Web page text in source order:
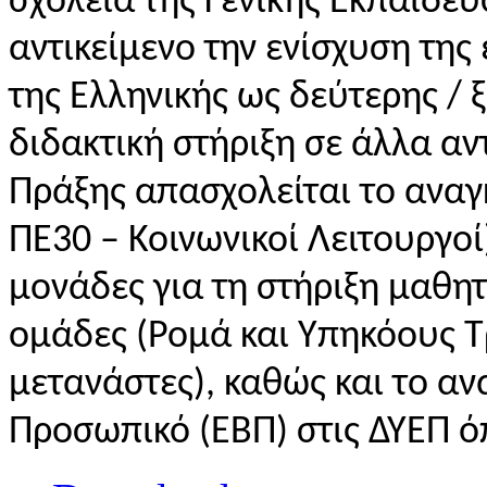
αντικείμενο την ενίσχυση
της Ελληνικής ως δεύτερης /
διδακτική στήριξη σε άλλα
Πράξης απασχολείται το
ΠΕ30 – Κοινωνικοί
μονάδες για τη στήριξη
ομάδες (Ρομά και Υπηκόους
μετανάστες), καθώς και το
Προσωπικό (ΕΒΠ) στις ΔΥΕΠ